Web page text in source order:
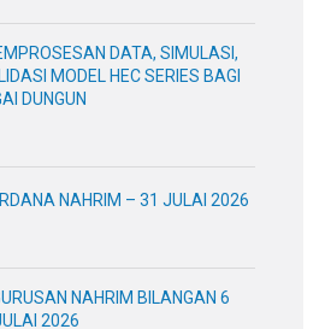
DATA, SIMULASI,
MODEL HEC SERIES BAGI
DUNGUN
NAHRIM – 31 JULAI 2026
NAHRIM BILANGAN 6
2026